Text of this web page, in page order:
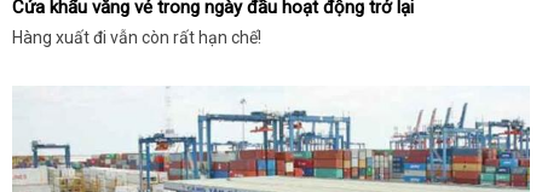
Cửa khẩu vắng vẻ trong ngày đầu hoạt động trở lại
Hàng xuất đi vẫn còn rất hạn chế!